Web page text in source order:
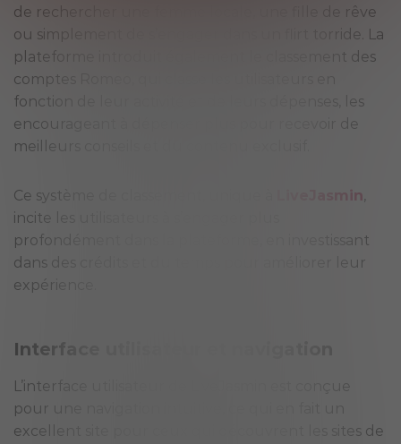
de rechercher une femme locale, une fille de rêve
ou simplement de s’engager dans un flirt torride. La
plateforme introduit également le classement des
comptes Romeo, qui classe les utilisateurs en
fonction de leur activité et de leurs dépenses, les
encourageant à dépenser plus pour recevoir de
meilleurs conseils et du contenu exclusif.
Ce système de classement, unique à LiveJasmin,
incite les utilisateurs à s’engager plus
profondément dans la plateforme, en investissant
dans des crédits et du temps pour améliorer leur
expérience.
Interface utilisateur et navigation
L’interface utilisateur de LiveJasmin est conçue
pour une navigation intuitive, ce qui en fait un
excellent site pour ceux qui découvrent les sites de